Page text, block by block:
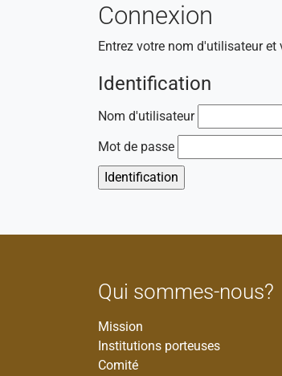
Connexion
Entrez votre nom d'utilisateur
Identification
Nom d'utilisateur
Mot de passe
Qui sommes-nous?
Mission
Institutions porteuses
Comité